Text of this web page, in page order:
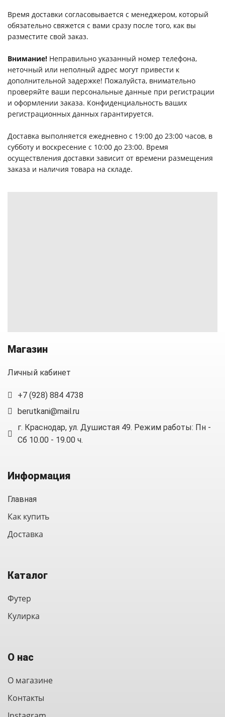
Время доставки согласовывается с менеджером, который
обязательно свяжется с вами сразу после того, как вы
разместите свой заказ.
Внимание! Неправильно указанный номер телефона,
неточный или неполный адрес могут привести к
дополнительной задержке! Пожалуйста, внимательно
проверяйте ваши персональные данные при регистрации
и оформлении заказа. Конфиденциальность ваших
регистрационных данных гарантируется.
Доставка выполняется ежедневно с 19:00 до 23:00 часов, в
субботу и воскресение с 10:00 до 23:00. Время
осуществления доставки зависит от времени размещения
заказа и наличия товара на складе.
Магазин
Личный кабинет
+7 (928) 884 4738
berutkani@mail.ru
г. Краснодар, ул. Душистая 49. Режим работы: Пн -
Сб 10.00 - 19.00 ч.
Информация
Главная
Как купить
Доставка
Каталог
Футер
Кулирка
О нас
О магазине
Контакты